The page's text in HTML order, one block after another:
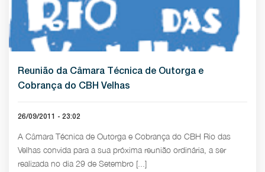
Reunião da Câmara Técnica de Outorga e
Cobrança do CBH Velhas
26/09/2011 - 23:02
A Câmara Técnica de Outorga e Cobrança do CBH Rio das
Velhas convida para a sua próxima reunião ordinária, a ser
realizada no dia 29 de Setembro [...]